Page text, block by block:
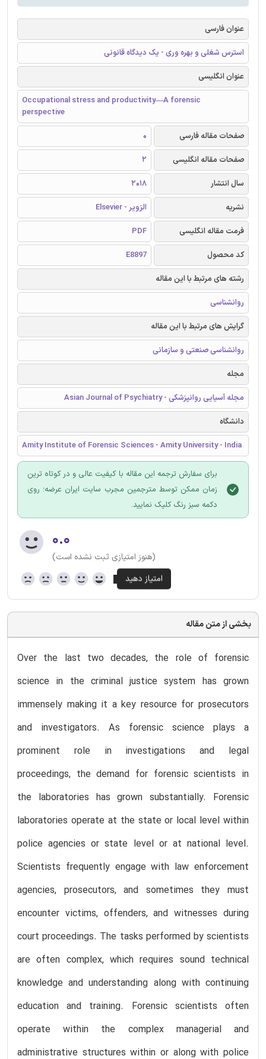
عنوان فارسی
استرس شغلی و بهره وری - یک دیدگاه قانونی
عنوان انگلیسی
Occupational stress and productivity—A forensic
perspective
صفحات مقاله فارسی
0
صفحات مقاله انگلیسی
2
سال انتشار
2018
نشریه
الزویر - Elsevier
فرمت مقاله انگلیسی
PDF
کد محصول
E8897
رشته های مرتبط با این مقاله
روانشناسی
گرایش های مرتبط با این مقاله
روانشناسی صنعتی و سازمانی
مجله
مجله آسیایی روانپزشکی - Asian Journal of Psychiatry
دانشگاه
Amity Institute of Forensic Sciences - Amity University - India
برای سفارش ترجمه این مقاله با کیفیت عالی و در کوتاه ترین
زمان ممکن توسط مترجمین مجرب سایت ایران عرضه؛ روی
دکمه سبز رنگ کلیک نمایید.
۰.۰
(هنوز امتیازی ثبت نشده است)
بخشی از متن مقاله
Over the last two decades, the role of forensic
science in the criminal justice system has grown
immensely making it a key resource for prosecutors
and investigators. As forensic science plays a
prominent role in investigations and legal
proceedings, the demand for forensic scientists in
the laboratories has grown substantially. Forensic
laboratories operate at the state or local level within
police agencies or state level or at national level.
Scientists frequently engage with law enforcement
agencies, prosecutors, and sometimes they must
encounter victims, offenders, and witnesses during
court proceedings. The tasks performed by scientists
are often complex, which requires sound technical
knowledge and understanding along with continuing
education and training. Forensic scientists often
operate within the complex managerial and
administrative structures within or along with police